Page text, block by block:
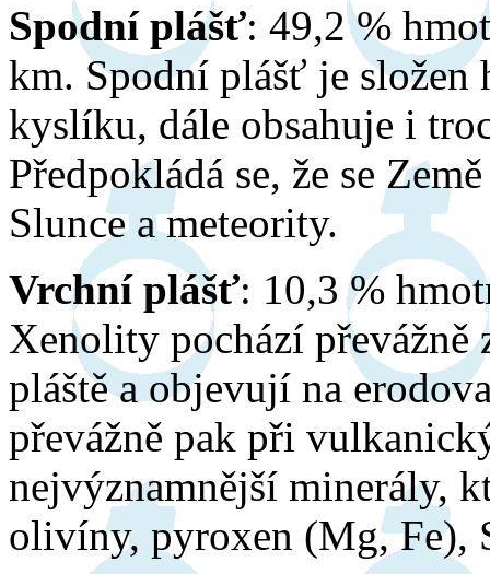
Spodní plášť: 49,2 %
km. Spodní plášť je složen
kyslíku, dále obsahuje i
Předpokládá se, že se
Slunce a meteority.
Vrchní plášť: 10,3 %
Xenolity pochází
pláště a objevují na
převážně pak při
nejvýznamnější minerály,
olivíny, pyroxen (Mg, Fe),